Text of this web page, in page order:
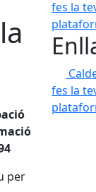
per
fes la